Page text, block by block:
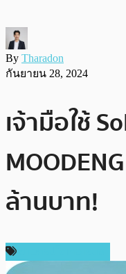
By Tharadon
กันยายน 28, 2024
เจ้ามือใช้
ล้านบาท!